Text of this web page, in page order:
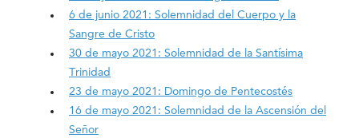
6 de junio 2021: Solemnidad del Cuerpo y la
Sangre de Cristo
30 de mayo 2021: Solemnidad de la Santísima
Trinidad
23 de mayo 2021: Domingo de Pentecostés
16 de mayo 2021: Solemnidad de la Ascensión del
Señor